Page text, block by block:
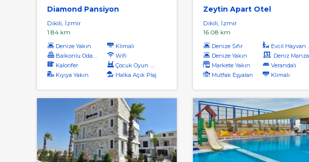
Diamond Pansiyon
Dikili, İzmir
1.84 km
Denize Yakın
Klimalı
Balkonlu Odalar
Wifi
Kalorifer
Çocuk Oyun Alanı
Kıyıya Yakın
Halka Açık Plaj
Zeytin Apart Otel
Dikili, İzmir
16.08 km
Denize Sıfır
Evcil Hayvan Kabul
Denize Yakın
Deniz Manzaralı
Markete Yakın
Verandalı
Mutfak Eşyaları
Klimalı